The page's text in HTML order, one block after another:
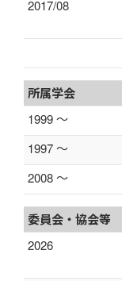
2017/08
所属学会
1999 ～
1997 ～
2008 ～
委員会・協会等
2026